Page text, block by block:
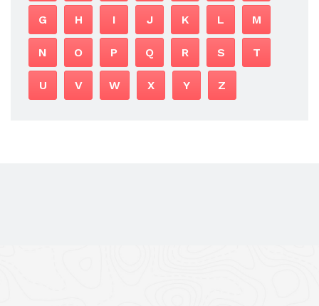
G H I J K L M
N O P Q R S T
U V W X Y Z